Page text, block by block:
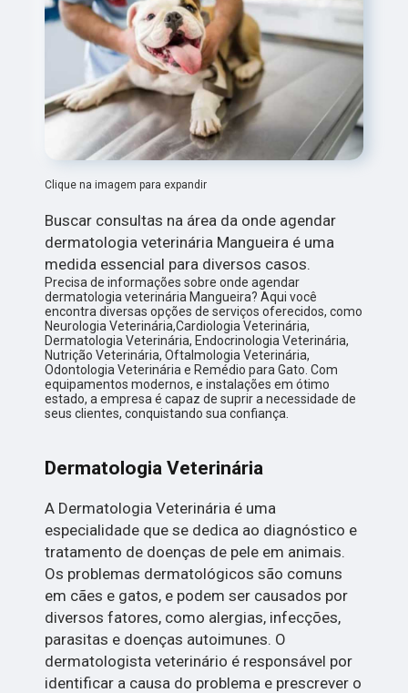
Clique na imagem para expandir
Buscar consultas na área da onde agendar
dermatologia veterinária Mangueira é uma
medida essencial para diversos casos.
Precisa de informações sobre onde agendar
dermatologia veterinária Mangueira? Aqui você
encontra diversas opções de serviços oferecidos, como
Neurologia Veterinária,Cardiologia Veterinária,
Dermatologia Veterinária, Endocrinologia Veterinária,
Nutrição Veterinária, Oftalmologia Veterinária,
Odontologia Veterinária e Remédio para Gato. Com
equipamentos modernos, e instalações em ótimo
estado, a empresa é capaz de suprir a necessidade de
seus clientes, conquistando sua confiança.
Dermatologia Veterinária
A Dermatologia Veterinária é uma
especialidade que se dedica ao diagnóstico e
tratamento de doenças de pele em animais.
Os problemas dermatológicos são comuns
em cães e gatos, e podem ser causados por
diversos fatores, como alergias, infecções,
parasitas e doenças autoimunes. O
dermatologista veterinário é responsável por
identificar a causa do problema e prescrever o